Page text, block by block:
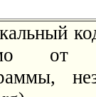
от